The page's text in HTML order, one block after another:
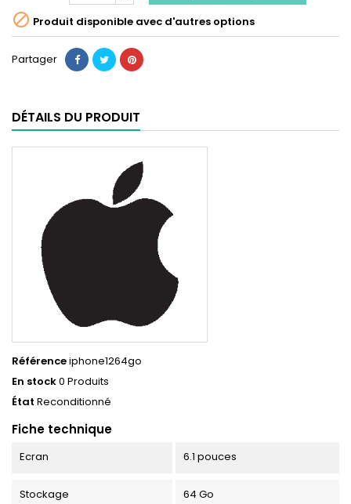
 Produit disponible avec d'autres options
Partager
DÉTAILS DU PRODUIT
Référenceiphone1264go
En stock0 Produits
État Reconditionné
Fiche technique
Ecran 6.1 pouces
Stockage 64 Go